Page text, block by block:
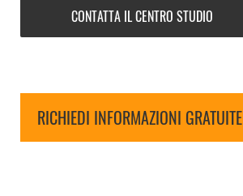
CONTATTA IL CENTRO STUDIO
RICHIEDI INFORMAZIONI GRATUITE